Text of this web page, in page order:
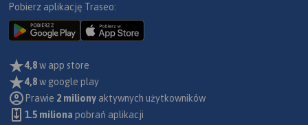
Pobierz aplikację Traseo:
4,8w app store
4,8w google play
Prawie 2 miliony aktywnych użytkowników
1.5 miliona pobrań aplikacji